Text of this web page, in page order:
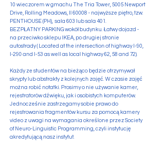
10 wieczorem w gmachu The Tria Tower, 5005 Newport
Drive, Rolling Meadows, Il 60008 - najwyższe piętro, tzw.
PENTHOUSE (PH), sala 603 lub sala 401.
BEZPŁATNY PARKING wokół budynku. Łatwy dojazd -
na przeciwko sklepu IKEA, po drugiej stronie
autostrady ( Located at the intersection of highway I-90,
I-290 and I-53 as well as local highway 62, 58 and 72).
Każdy ze studentów na bieżąco będzie otrzymywał
skrypty lub abstrakty z kolejnych zajęć. W czasie zajęć
można robić notatki. Prosimy o nie używanie kamer,
rejestratorów dźwięku, jak i osobistych komputerów.
Jednocześnie zastrzegamy sobie prawo do
rejestrowania fragmentów kursu za pomocą kamery
video z uwagi na wymagania określone przez Society
of Neuro-Linguistic Programming, czyli instytucję
akredytującą nasz instytut.